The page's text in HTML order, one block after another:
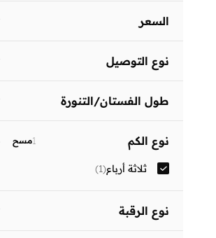
السعر
ر.ع
انطلق
نوع التوصيل
طول الفستان/التنورة
نوع الكم 1مسح
ثلاثة أرباع(
1
)
نوع الرقبة